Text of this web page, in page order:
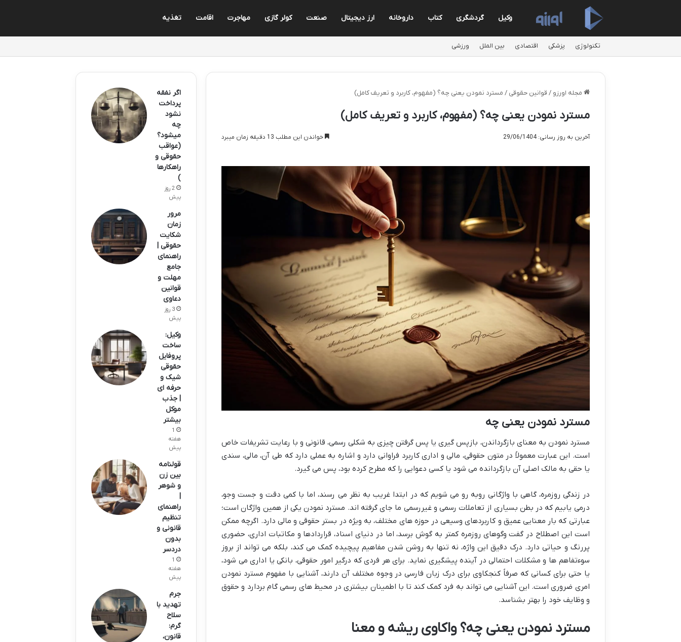
وکیل گردشگری کتاب داروخانه ارز دیجیتال صنعت کولر گازی مهاجرت اقامت تغذیه
تکنولوژی پزشکی اقتصادی بین الملل ورزشی
مجله اورزو / قوانین حقوقی / مسترد نمودن یعنی چه؟ (مفهوم، کاربرد و تعریف کامل)
مسترد نمودن یعنی چه؟ (مفهوم، کاربرد و تعریف کامل)
آخرین به روز رسانی: 29/06/1404 خواندن این مطلب 13 دقیقه زمان میبرد
مسترد نمودن یعنی چه
مسترد نمودن به معنای بازگرداندن، بازپس گیری یا پس گرفتن چیزی به شکلی رسمی، قانونی و با رعایت تشریفات خاص
است. این عبارت معمولاً در متون حقوقی، مالی و اداری کاربرد فراوانی دارد و اشاره به عملی دارد که طی آن، مالی، سندی
یا حقی به مالک اصلی آن بازگردانده می شود یا کسی دعوایی را که مطرح کرده بود، پس می گیرد.
در زندگی روزمره، گاهی با واژگانی روبه رو می شویم که در ابتدا غریب به نظر می رسند، اما با کمی دقت و جست وجو،
درمی یابیم که در بطن بسیاری از تعاملات رسمی و غیررسمی ما جای گرفته اند. مسترد نمودن یکی از همین واژگان است؛
عبارتی که بار معنایی عمیق و کاربردهای وسیعی در حوزه های مختلف، به ویژه در بستر حقوقی و مالی دارد. اگرچه ممکن
است این اصطلاح در گفت وگوهای روزمره کمتر به گوش برسد، اما در دنیای اسناد، قراردادها و مکاتبات اداری، حضوری
پررنگ و حیاتی دارد. درک دقیق این واژه، نه تنها به روشن شدن مفاهیم پیچیده کمک می کند، بلکه می تواند از بروز
سوءتفاهم ها و مشکلات احتمالی در آینده پیشگیری نماید. برای هر فردی که درگیر امور حقوقی، بانکی یا اداری می شود،
یا حتی برای کسانی که صرفاً کنجکاوی برای درک زبان فارسی در وجوه مختلف آن دارند، آشنایی با مفهوم مسترد نمودن
امری ضروری است. این آشنایی می تواند به فرد کمک کند تا با اطمینان بیشتری در محیط های رسمی گام بردارد و حقوق
و وظایف خود را بهتر بشناسد.
مسترد نمودن یعنی چه؟ واکاوی ریشه و معنا
اگر نفقه
پرداخت
نشود
چه
میشود؟
(عواقب
حقوقی و
راهکارها
)
2 روز
پیش
مرور
زمان
شکایت
حقوقی |
راهنمای
جامع
مهلت و
قوانین
دعاوی
3 روز
پیش
وکیل:
ساخت
پروفایل
حقوقی
شیک و
حرفه ای
| جذب
موکل
بیشتر
1
هفته
پیش
قولنامه
بین زن
و شوهر
|
راهنمای
تنظیم
قانونی و
بدون
دردسر
1
هفته
پیش
جرم
تهدید با
سلاح
گرم:
قانون،